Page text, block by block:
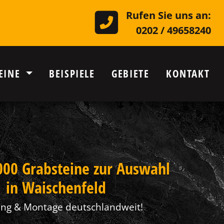
Rufen Sie uns an:
0202 / 49658240
BEISPIELE GEBIETE KONTAKT